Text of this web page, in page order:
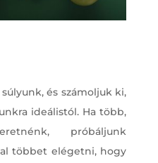
és számoljuk ki,
ideálistól. Ha több,
próbáljunk
többet elégetni, hogy